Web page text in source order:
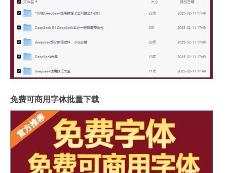
免费可商用字体批量下载